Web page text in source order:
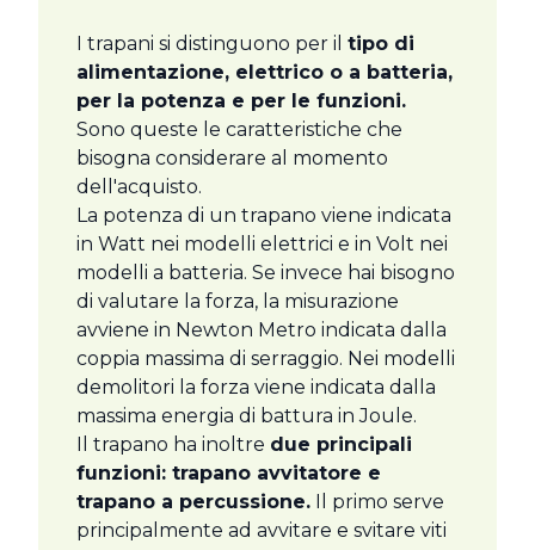
I trapani si distinguono per il tipo di
alimentazione, elettrico o a batteria,
per la potenza e per le funzioni.
Sono queste le caratteristiche che
bisogna considerare al momento
dell'acquisto.
La potenza di un trapano viene indicata
in Watt nei modelli elettrici e in Volt nei
modelli a batteria. Se invece hai bisogno
di valutare la forza, la misurazione
avviene in Newton Metro indicata dalla
coppia massima di serraggio. Nei modelli
demolitori la forza viene indicata dalla
massima energia di battura in Joule.
Il trapano ha inoltre due principali
funzioni: trapano avvitatore e
trapano a percussione. Il primo serve
principalmente ad avvitare e svitare viti